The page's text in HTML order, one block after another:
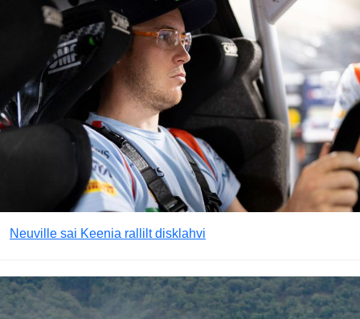
Neuville sai Keenia rallilt disklahvi